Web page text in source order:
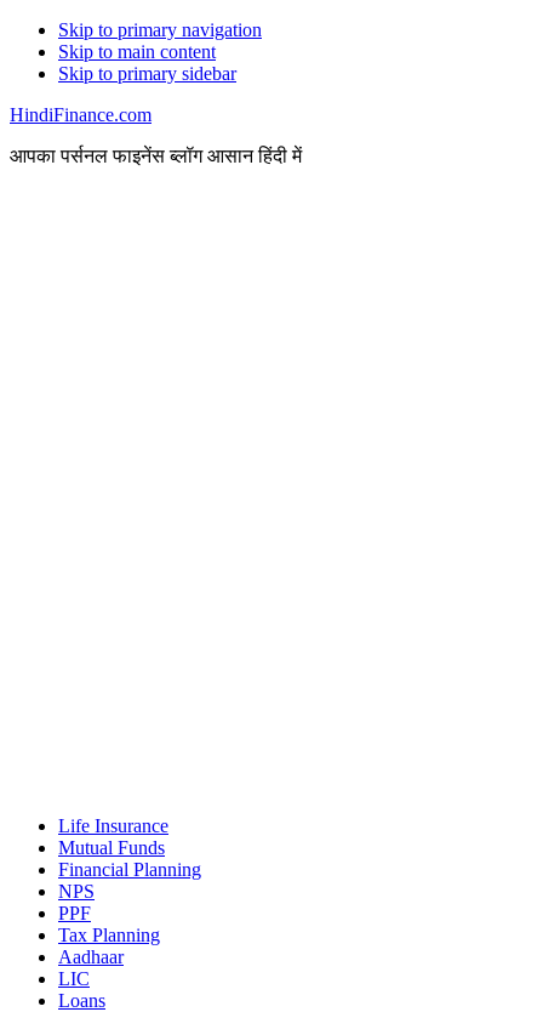
Skip to primary navigation
Skip to main content
Skip to primary sidebar
HindiFinance.com
आपका पर्सनल फाइनेंस ब्लॉग आसान हिंदी में
Life Insurance
Mutual Funds
Financial Planning
NPS
PPF
Tax Planning
Aadhaar
LIC
Loans